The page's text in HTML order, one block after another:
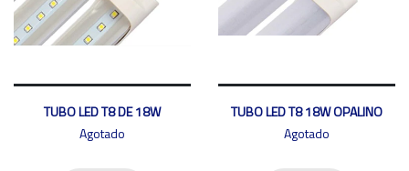
TUBO LED T8 DE 18W
Agotado
TUBO LED T8 18W OPALINO
Agotado